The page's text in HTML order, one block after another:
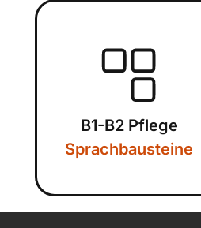
B1-B2 Pflege
Sprachbausteine